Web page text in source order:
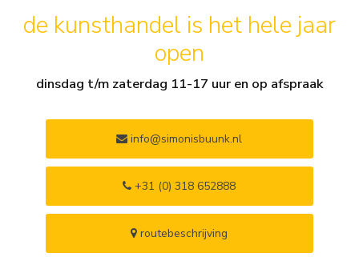
de kunsthandel is het hele jaar
open
dinsdag t/m zaterdag 11-17 uur en op afspraak
info@simonisbuunk.nl
+31 (0) 318 652888
routebeschrijving